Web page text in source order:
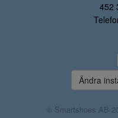
452
Ändra
© Smartshoes AB